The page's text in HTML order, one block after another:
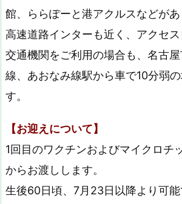
館、ららぽーと港アクルスなどがあ
高速道路インターも近く、アクセス
交通機関をご利用の場合も、名古
線、あおなみ線駅から車で10分弱
す。
【お迎えについて】
1回目のワクチンおよびマイクロチ
からお渡しします。
生後60日頃、7月23日以降より可能